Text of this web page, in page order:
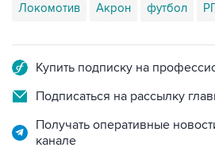
Локомотив Акрон футбол
Купить подписку на
Подписаться на рассылку
Получать оперативные
канале